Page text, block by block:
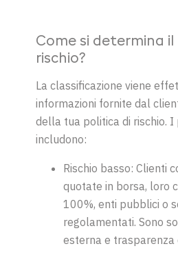
Come si determina
rischio?
La classificazione viene
informazioni fornite dal
della tua politica di rischio.
includono:
Rischio basso: Clienti
quotate in borsa, loro
100%, enti pubblici o
regolamentati. Sono
esterna e trasparenza